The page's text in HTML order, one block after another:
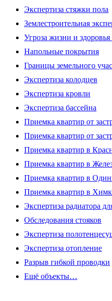
Экспертиза стяжки пола
Землестроительная
Угроза жизни и
Напольные покрытия
Границы земельного
Экспертиза колодцев
Экспертиза кровли
Экспертиза бассейна
Приемка квартир от
Приемка квартир от
Приемка квартир в
Приемка квартир в
Приемка квартир в
Приемка квартир в
Экспертиза радиатора
Обследования стояков
Экспертиза
Экспертиза отопление
Разрыв гибкой проводки
Ещё объекты…